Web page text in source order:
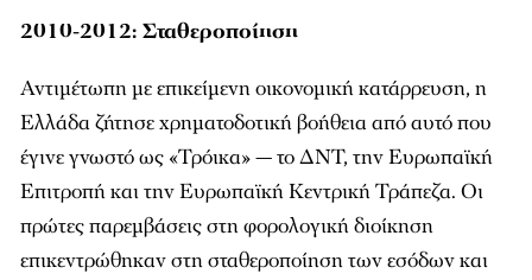
2010-2012: Σταθεροποίηση
Αντιμέτωπη με επικείμενη οικονομική κατάρρευση, η
Ελλάδα ζήτησε χρηματοδοτική βοήθεια από αυτό που
έγινε γνωστό ως «Τρόικα» — το ΔΝΤ, την Ευρωπαϊκή
Επιτροπή και την Ευρωπαϊκή Κεντρική Τράπεζα. Οι
πρώτες παρεμβάσεις στη φορολογική διοίκηση
επικεντρώθηκαν στη σταθεροποίηση των εσόδων και